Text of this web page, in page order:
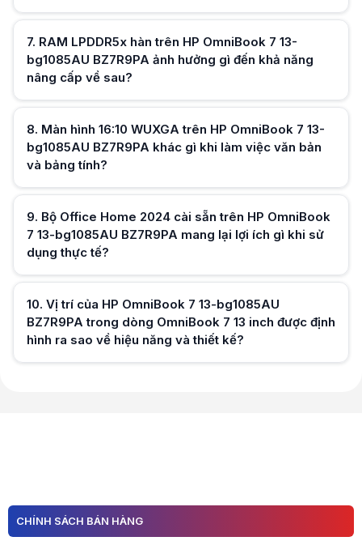
7. RAM LPDDR5x hàn trên HP OmniBook 7 13-
bg1085AU BZ7R9PA ảnh hưởng gì đến khả năng
nâng cấp về sau?
8. Màn hình 16:10 WUXGA trên HP OmniBook 7 13-
bg1085AU BZ7R9PA khác gì khi làm việc văn bản
và bảng tính?
9. Bộ Office Home 2024 cài sẵn trên HP OmniBook
7 13-bg1085AU BZ7R9PA mang lại lợi ích gì khi sử
dụng thực tế?
10. Vị trí của HP OmniBook 7 13-bg1085AU
BZ7R9PA trong dòng OmniBook 7 13 inch được định
hình ra sao về hiệu năng và thiết kế?
CHÍNH SÁCH BÁN HÀNG